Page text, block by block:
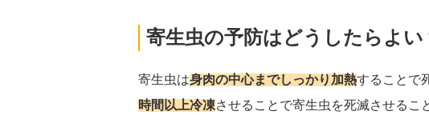
寄生虫の予防はどうしたらよい
寄生虫は身肉の中心までしっかり加熱することで
時間以上冷凍させることで寄生虫を死滅させるこ